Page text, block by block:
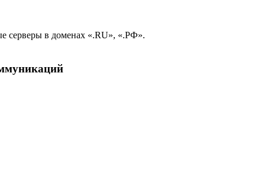
серверы в доменах «.RU», «.РФ».